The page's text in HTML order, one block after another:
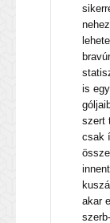
is
szert
csak
akar